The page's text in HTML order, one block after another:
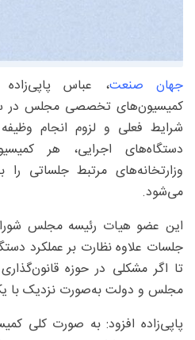
جهان صنعت، عباس
کمیسیون‌های تخصصی مجلس در
شرایط فعلی و لزوم انجام
دستگاه‌های اجرایی، هر
وزارتخانه‌های مرتبط جلساتی
می‌شود.
این عضو هیات رئیسه مجلس
جلسات علاوه نظارت بر عملکرد
تا اگر مشکلی در حوزه
مجلس و دولت به‌صورت نزدیک با
پاپی‌زاده افزود: به صورت کلی